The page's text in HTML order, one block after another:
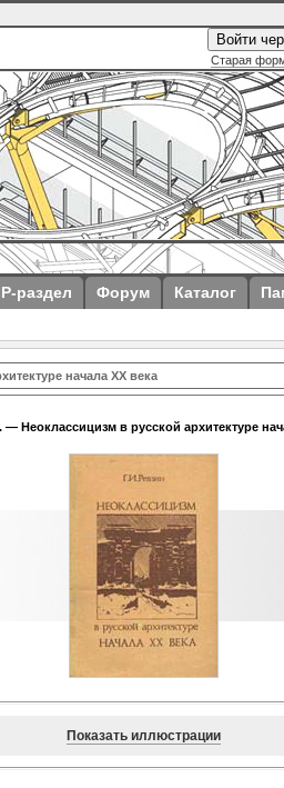
Войти
Старая
раздел Форум Каталог
начала XX века
— Неоклассицизм в русской архитектуре
Показать иллюстрации